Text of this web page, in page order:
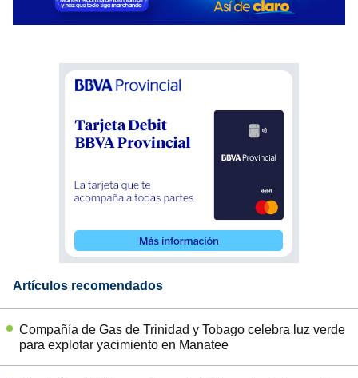
Artículos recomendados
Compañía de Gas de Trinidad y Tobago celebra luz verde
para explotar yacimiento en Manatee